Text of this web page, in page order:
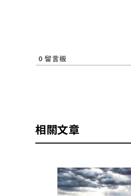
0 留言板
相關文章